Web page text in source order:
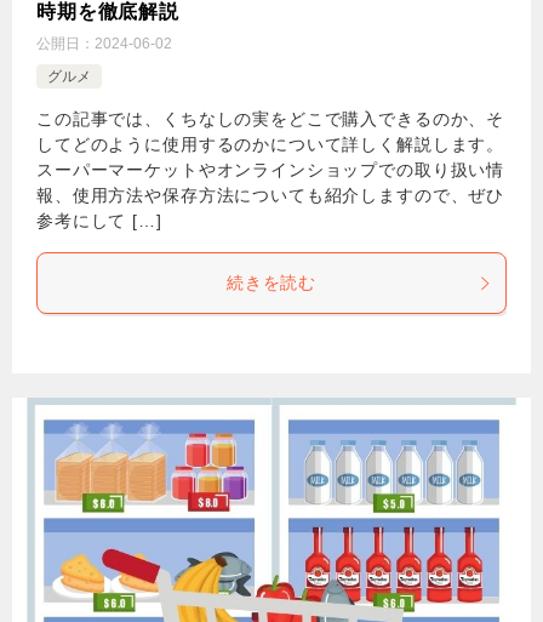
時期を徹底解説
公開日： 2024-06-02
グルメ
この記事では、くちなしの実をどこで購入できるのか、そ
してどのように使用するのかについて詳しく解説します。
スーパーマーケットやオンラインショップでの取り扱い情
報、使用方法や保存方法についても紹介しますので、ぜひ
参考にして […]
続きを読む